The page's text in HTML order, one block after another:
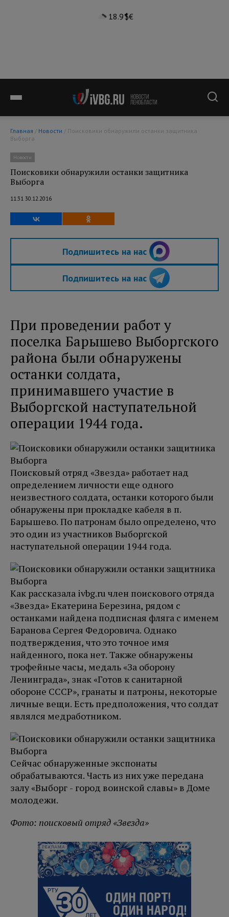
18.9°$€
Главная / Новости
Выборга
Новости
Поисковики обнаружили останки защитника
Выборга
11:31 30.12.2016
Подпишитесь на нас
Подпишитесь на нас
При проведении работ у
поселка Барышево Выборгского
района были обнаружены
останки солдата,
принимавшего участие в
Выборгской наступательной
операции 1944 года.
Поисковый отряд «Звезда» работает над
определением личности еще одного
неизвестного солдата, останки которого были
обнаружены при прокладке кабеля в п.
Барышево. По патронам было определено, что
это один из участников Выборгской
наступательной операции 1944 года.
Как рассказала ivbg.ru член поискового отряда
«Звезда» Екатерина Березина, рядом с
останками найдена подписная фляга с именем
Баранова Сергея Федоровича. Однако
подтверждения, что это точное имя
найденного, пока нет. Также обнаружены
трофейные часы, медаль «За оборону
Ленинграда», знак «Готов к санитарной
обороне СССР», гранаты и патроны, некоторые
личные вещи. Есть предположения, что солдат
являлся медработником.
Сейчас обнаруженные экспонаты
обрабатываются. Часть из них уже передана
залу «Выборг - город воинской славы» в Доме
молодежи.
Фото: поисковый отряд «Звезда»
РЕКЛАМА